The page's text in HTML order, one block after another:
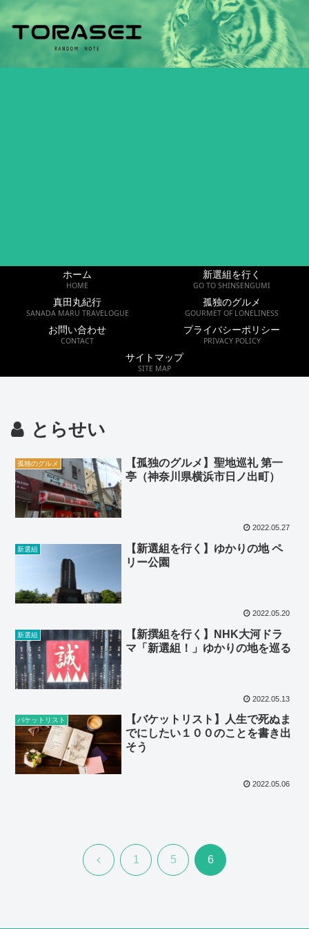
ホーム
HOME
新選組を行く
GO TO SHINSENGUMI
真田丸紀行
SANADA MARU TRAVELOGUE
孤独のグルメ
GOURMET OF LONELINESS
お問い合わせ
CONTACT
プライバシーポリシー
PRIVACY POLICY
サイトマップ
SITE MAP
とらせい
孤独のグルメ
【孤独のグルメ】聖地巡礼 第一
亭（神奈川県横浜市日ノ出町）
2022.05.27
新選組
【新選組を行く】ゆかりの地 ペ
リー公園
2022.05.20
新選組
【新撰組を行く】NHK大河ドラ
マ「新選組！」ゆかりの地を巡る
2022.05.13
バケットリスト
【バケットリスト】人生で死ぬま
でにしたい１００のことを書き出
そう
2022.05.06
前 1 5 6